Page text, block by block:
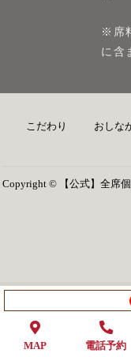
※席
に含
こだわり おしな
Copyright © 【公式】全席
MAP 電話予約